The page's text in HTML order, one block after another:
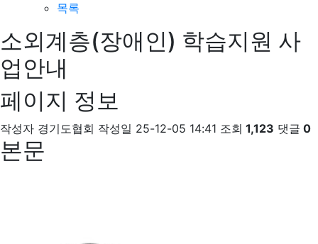
목록
소외계층(장애인) 학습지원 사
업안내
페이지 정보
작성자 경기도협회 작성일 25-12-05 14:41 조회 1,123 댓글 0
본문